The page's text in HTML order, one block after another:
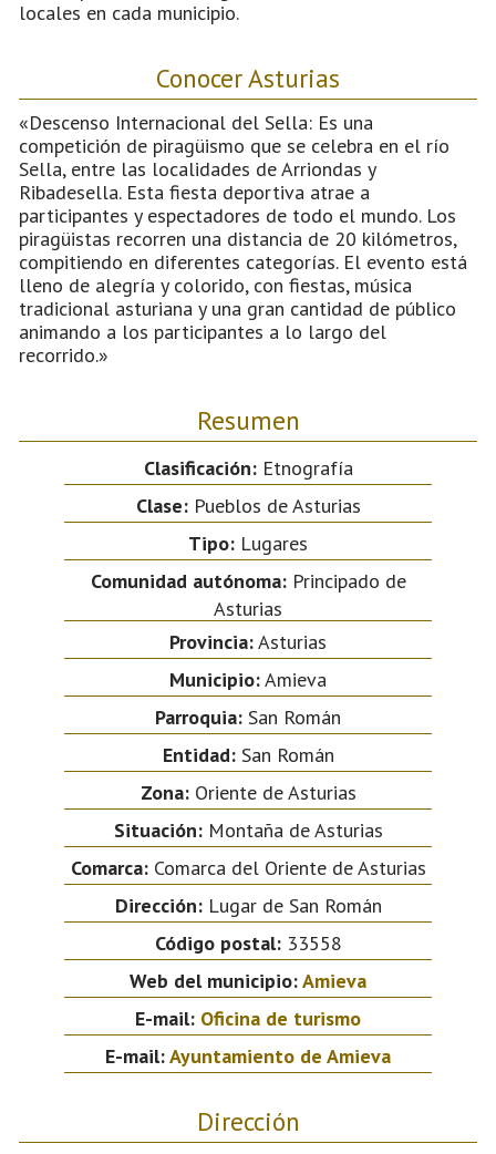
locales en cada municipio.
Conocer Asturias
«Descenso Internacional del Sella: Es una
competición de piragüismo que se celebra en el río
Sella, entre las localidades de Arriondas y
Ribadesella. Esta fiesta deportiva atrae a
participantes y espectadores de todo el mundo. Los
piragüistas recorren una distancia de 20 kilómetros,
compitiendo en diferentes categorías. El evento está
lleno de alegría y colorido, con fiestas, música
tradicional asturiana y una gran cantidad de público
animando a los participantes a lo largo del
recorrido.»
Resumen
Clasificación:Etnografía
Clase:Pueblos de Asturias
Tipo: Lugares
Comunidad autónoma:Principado de
Asturias
Provincia:Asturias
Municipio:Amieva
Parroquia: San Román
Entidad:San Román
Zona:Oriente de Asturias
Situación:Montaña de Asturias
Comarca:Comarca del Oriente de Asturias
Dirección:Lugar de San Román
Código postal:33558
Web del municipio:Amieva
E-mail: Oficina de turismo
E-mail:Ayuntamiento de Amieva
Dirección